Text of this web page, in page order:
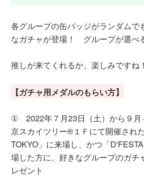
各グループの缶バッジがランダムで
なガチャが登場！ グループが選べ
推しが来てくれるか、楽しみですね！
【ガチャ用メダルのもらい方】
① 2022年７月23日（土）から９月
京スカイツリー®１Ｆにて開催され
TOKYO」に来場し、かつ「
場した方に、好きなグループのガチ
レゼント